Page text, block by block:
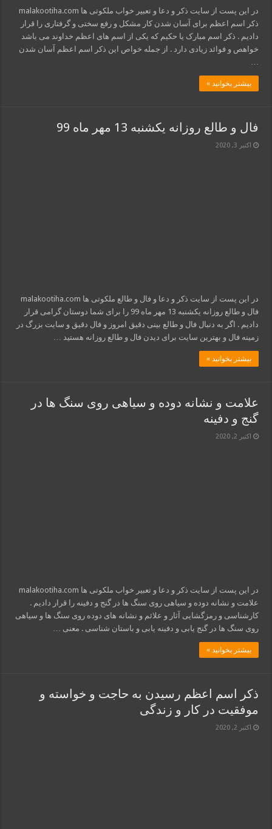
در این پست از سایت ذکر و دعا و تعبیر خواب ملکوتی ها malakootiha.com
ذکر اسم اعظم برای آسان شدن کار مشکل و رفع سختی و گرفتاری را قرار
دادیم . ذکر اسم مبارک یا حکیم که یکی از اسم های اعظم خداوند می باشد
خواهص و فوائد زیادی دارد . از جمله خواص این ذکر اسم اعظم آسان شدن
…
بیشتر بخوانید »
فال و طالع روزانه یکشنبه 13 مهر ماه 99
اکتبر 3, 2020
در این پست از سایت ذکر و دعا و فال و طالع ملکوتی ها malakootiha.com
فال و طالع روزانه یکشنبه 13 مهر ماه 99 را برای شما دوستان گرامی قرار
دادیم . اگر به دنبال فال و طالع بینی دقیق امروز و فال دقیق و سایت بزرگ در
زمینه فال و بهترین سایت برای دیدن فال و طالع روزانه هستید …
بیشتر بخوانید »
علامت و نشانه دوده و سیاهی روی سنگ ها در
گنج و دفینه
اکتبر 2, 2020
در این پست از سایت ذکر و دعا و تعبیر خواب ملکوتی ها malakootiha.com
علامت و نشانه دوده و سیاهی روی سنگ ها در گنج و دفینه را قرار دادیم .
کارشناسی و رمزگشایی آثار و علائم و نشانه های دوده روی سنگ ها و سیاهی
روی سنگ ها در گنج یابی و دفینه یابی و باستان شناسی . معنی …
بیشتر بخوانید »
ذکر اسم اعظم رسیدن به حاجت و خواسته و
موفقیت در کار و زندگی
اکتبر 2, 2020